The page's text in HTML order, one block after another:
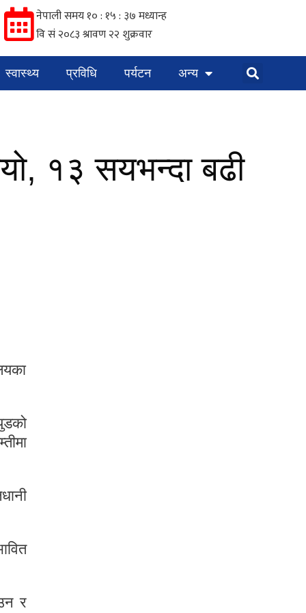
स्वास्थ्य प्रविधि पर्यटन अन्य
१३ सयभन्दा बढी
र